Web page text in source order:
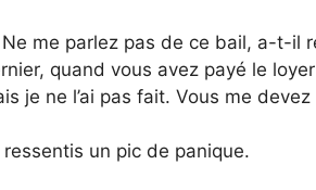
me parlez pas de ce bail, a-t-il
quand vous avez payé le
je ne l’ai pas fait. Vous me
ressentis un pic de panique.